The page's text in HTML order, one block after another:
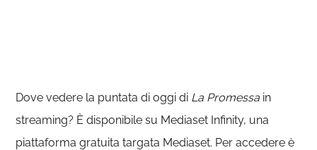
Dove vedere la puntata di oggi di La Promessa in
streaming? È disponibile su Mediaset Infinity, una
piattaforma gratuita targata Mediaset. Per accedere è